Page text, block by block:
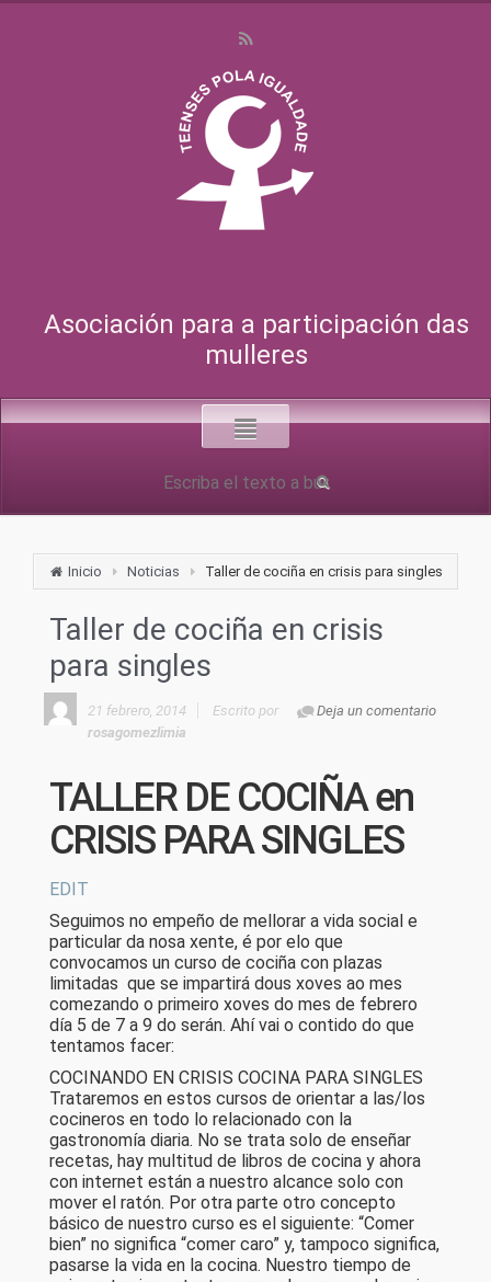
Asociación para a participación das
mulleres
Inicio Noticias Taller de cociña en crisis para singles
Taller de cociña en crisis
para singles
21 febrero, 2014 Deja un comentario
Escrito por
rosagomezlimia
TALLER DE COCIÑA en
CRISIS PARA SINGLES
EDIT
Seguimos no empeño de mellorar a vida social e
particular da nosa xente, é por elo que
convocamos un curso de cociña con plazas
limitadas que se impartirá dous xoves ao mes
comezando o primeiro xoves do mes de febrero
día 5 de 7 a 9 do serán. Ahí vai o contido do que
tentamos facer:
COCINANDO EN CRISIS COCINA PARA SINGLES
Trataremos en estos cursos de orientar a las/los
cocineros en todo lo relacionado con la
gastronomía diaria. No se trata solo de enseñar
recetas, hay multitud de libros de cocina y ahora
con internet están a nuestro alcance solo con
mover el ratón. Por otra parte otro concepto
básico de nuestro curso es el siguiente: “Comer
bien” no significa “comer caro” y, tampoco significa,
pasarse la vida en la cocina. Nuestro tiempo de